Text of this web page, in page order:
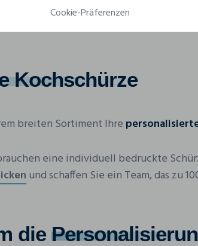
Kochschürze
breiten Sortiment Ihre
eine individuell bedruckte
und schaffen Sie ein Team, das zu
die
Cookie-Präferenzen